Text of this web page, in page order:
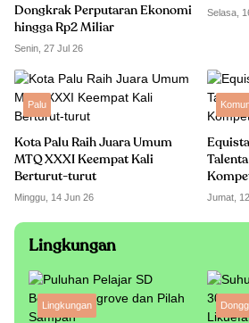
Dongkrak Perputaran Ekonomi
hingga Rp2 Miliar
Senin, 27 Jul 26
Selasa,
Palu
Kota Palu Raih Juara Umum
MTQ XXXI Keempat Kali
Berturut-turut
Minggu, 14 Jun 26 Jumat,
Lingkungan
Lingkungan